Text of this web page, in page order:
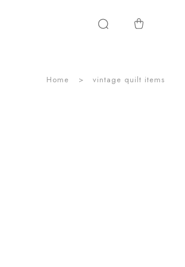
Home vintage quilt items